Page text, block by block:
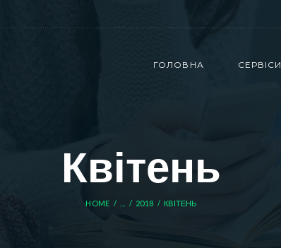
ГОЛОВНА СЕРВІСИ
Квітень
HOME 2018 КВІТЕНЬ